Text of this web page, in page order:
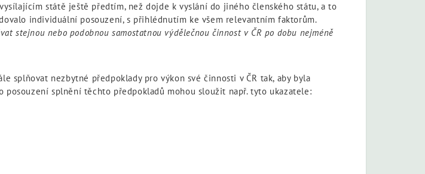
státě ještě předtím, než dojde k vyslání do jiného členského státu, a to
individuální posouzení, s přihlédnutím ke všem relevantním faktorům.
stejnou nebo podobnou samostatnou výdělečnou činnost v ČR po dobu nejméně
splňovat nezbytné předpoklady pro výkon své činnosti v ČR tak, aby byla
splnění těchto předpokladů mohou sloužit např. tyto ukazatele: